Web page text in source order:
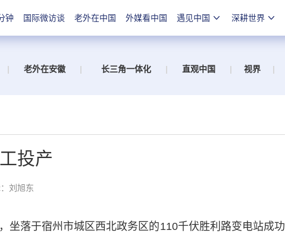
钟 国际微访谈 老外在中国 外媒看中国 遇见中国 深耕世界
| 老外在安徽 | 长三角一体化 | 直观中国 | 视界 |
投产
刘旭东
落于宿州市城区西北政务区的110千伏胜利路变电站成功